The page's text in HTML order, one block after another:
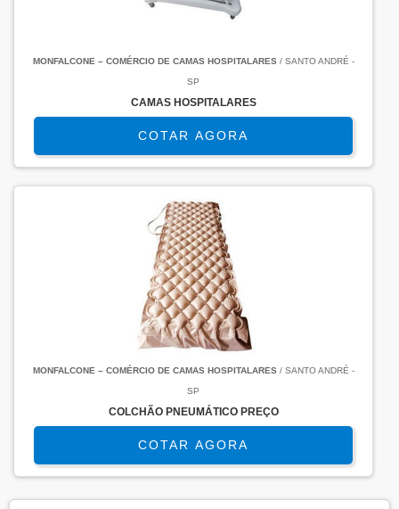
MONFALCONE – COMÉRCIO DE CAMAS HOSPITALARES/ SANTO ANDRÉ -
SP
CAMAS HOSPITALARES
COTAR AGORA
MONFALCONE – COMÉRCIO DE CAMAS HOSPITALARES/ SANTO ANDRÉ -
SP
COLCHÃO PNEUMÁTICO PREÇO
COTAR AGORA